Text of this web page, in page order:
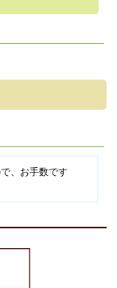
、お手数です